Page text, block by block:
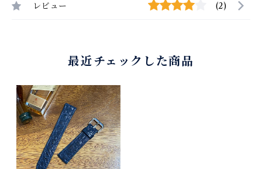
レビュー (2)
最近チェックした商品